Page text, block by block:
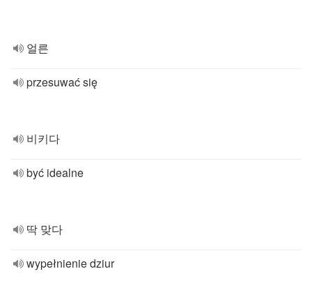
얼른
przesuwać się
비키다
być idealne
딱 맞다
wypełnienie dziur